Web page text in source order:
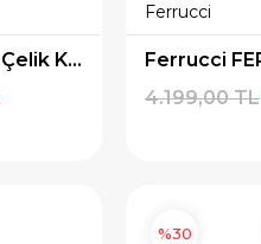
Ferrucci FER.03757M.04 Çelik Kordon Kadın Kol Saati
Ferrucci
4.199,00 TL
%30